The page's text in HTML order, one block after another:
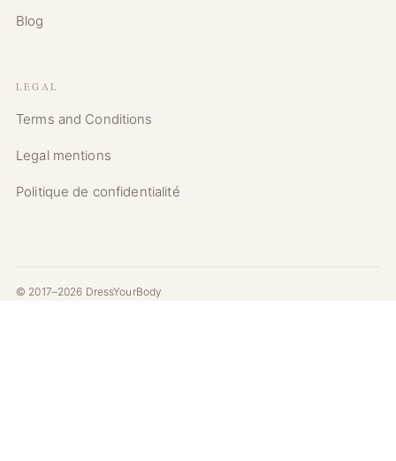
Blog
LEGAL
Terms and Conditions
Legal mentions
Politique de confidentialité
© 2017–2026 DressYourBody